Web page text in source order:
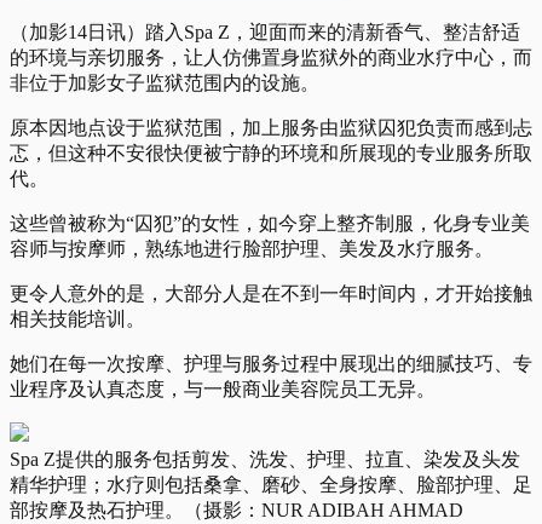
（加影14日讯）踏入Spa Z，迎面而来的清新香气、整洁舒适
的环境与亲切服务，让人仿佛置身监狱外的商业水疗中心，而
非位于加影女子监狱范围内的设施。
原本因地点设于监狱范围，加上服务由监狱囚犯负责而感到忐
忑，但这种不安很快便被宁静的环境和所展现的专业服务所取
代。
这些曾被称为“囚犯”的女性，如今穿上整齐制服，化身专业美
容师与按摩师，熟练地进行脸部护理、美发及水疗服务。
更令人意外的是，大部分人是在不到一年时间内，才开始接触
相关技能培训。
她们在每一次按摩、护理与服务过程中展现出的细腻技巧、专
业程序及认真态度，与一般商业美容院员工无异。
Spa Z提供的服务包括剪发、洗发、护理、拉直、染发及头发
精华护理；水疗则包括桑拿、磨砂、全身按摩、脸部护理、足
部按摩及热石护理。（摄影：NUR ADIBAH AHMAD